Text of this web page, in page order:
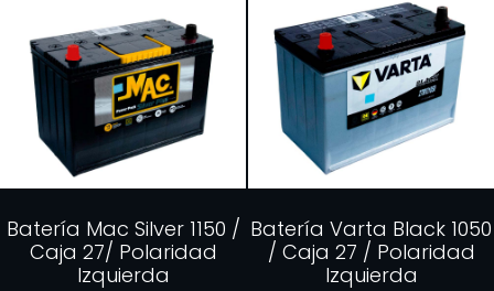
Batería Mac Silver 1150 /
Caja 27/ Polaridad
Izquierda
Batería Varta Black 1050
/ Caja 27 / Polaridad
Izquierda